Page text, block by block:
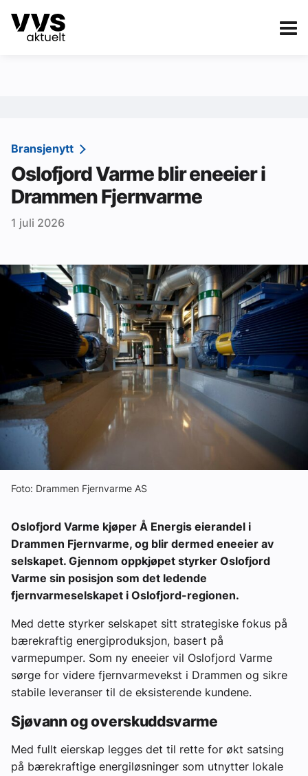
Kategorier
Sanitær
Ventilasjon
Varme og energi
Byggautomasjon
Aktuelle prosjekter
Om VVS Aktuelt
Abonner på fagbladet Byggfakta Nyheter
Annonsere i VVS Aktuelt
Kontakt oss
Tips oss
Bransjenytt
Oslofjord Varme blir eneeier i
Drammen Fjernvarme
1 juli 2026
Foto: Drammen Fjernvarme AS
Oslofjord Varme kjøper Å Energis eierandel i
Drammen Fjernvarme, og blir dermed eneeier av
selskapet. Gjennom oppkjøpet styrker Oslofjord
Varme sin posisjon som det ledende
fjernvarmeselskapet i Oslofjord-regionen.
Med dette styrker selskapet sitt strategiske fokus på
bærekraftig energiproduksjon, basert på
varmepumper. Som ny eneeier vil Oslofjord Varme
sørge for videre fjernvarmevekst i Drammen og sikre
stabile leveranser til de eksisterende kundene.
Sjøvann og overskuddsvarme
Med fullt eierskap legges det til rette for økt satsing
på bærekraftige energiløsninger som utnytter lokale